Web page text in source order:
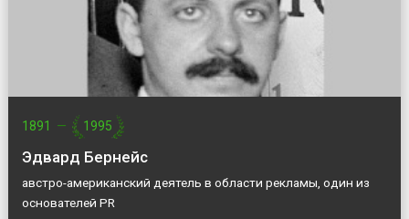
1891 — 1995
Эдвард Бернейс
австро-американский деятель в области рекламы, один из
основателей PR